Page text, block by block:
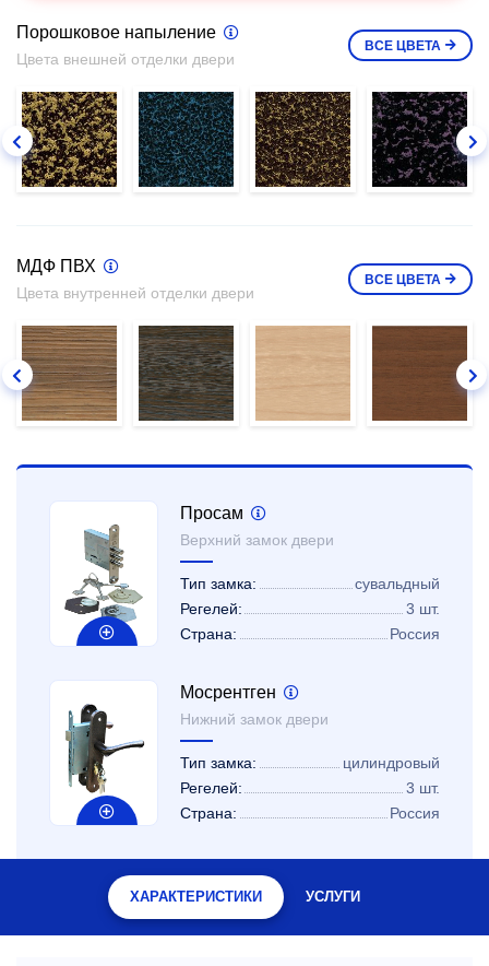
Порошковое напыление
Цвета внешней отделки двери
ВСЕ ЦВЕТА
МДФ ПВХ
Цвета внутренней отделки двери
ВСЕ ЦВЕТА
Просам
Верхний замок двери
Тип замка:
сувальдный
Регелей:
3 шт.
Страна:
Россия
Мосрентген
Нижний замок двери
Тип замка:
цилиндровый
Регелей:
3 шт.
Страна:
Россия
ХАРАКТЕРИСТИКИ УСЛУГИ